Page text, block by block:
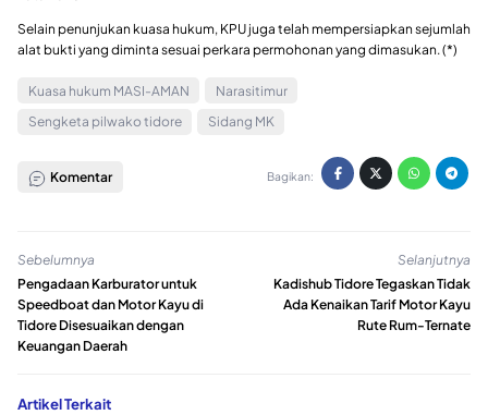
Selain penunjukan kuasa hukum, KPU juga telah mempersiapkan sejumlah
alat bukti yang diminta sesuai perkara permohonan yang dimasukan. (*)
Kuasa hukum MASI-AMAN
Narasitimur
Sengketa pilwako tidore
Sidang MK
Komentar Bagikan:
Sebelumnya
Pengadaan Karburator untuk
Speedboat dan Motor Kayu di
Tidore Disesuaikan dengan
Keuangan Daerah
Selanjutnya
Kadishub Tidore Tegaskan Tidak
Ada Kenaikan Tarif Motor Kayu
Rute Rum-Ternate
Artikel Terkait